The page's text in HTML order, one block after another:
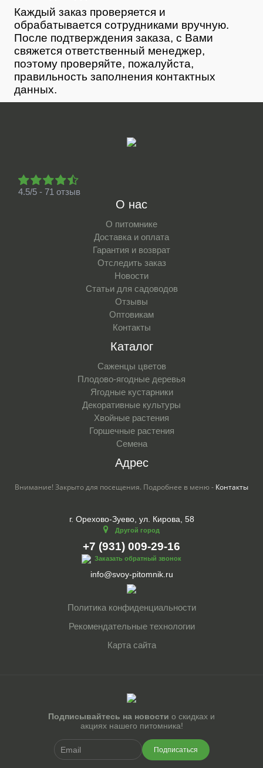
Каждый заказ проверяется и
обрабатывается сотрудниками вручную.
После подтверждения заказа, с Вами
свяжется ответственный менеджер,
поэтому проверяйте, пожалуйста,
правильность заполнения контактных
данных.
4.5/5 - 71 отзыв
О нас
О питомнике
Доставка и оплата
Гарантия и возврат
Отследить заказ
Новости
Статьи для садоводов
Отзывы
Оптовикам
Контакты
Каталог
Саженцы цветов
Плодово-ягодные деревья
Ягодные кустарники
Декоративные культуры
Хвойные растения
Горшечные растения
Семена
Адрес
Внимание! Закрыто для посещения. Подробнее в меню - Контакты
г. Орехово-Зуево, ул. Кирова, 58
Другой город
+7 (931) 009-29-16
Заказать обратный звонок
info@svoy-pitomnik.ru
Политика конфиденциальности
Рекомендательные технологии
Карта сайта
Подписывайтесь на новости о скидках и
акциях нашего питомника!
Подписаться